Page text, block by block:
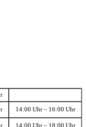
14:00 Uhr – 16:00 Uhr